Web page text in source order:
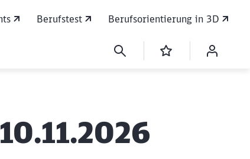
Berufstest Berufsorientierung in 3D